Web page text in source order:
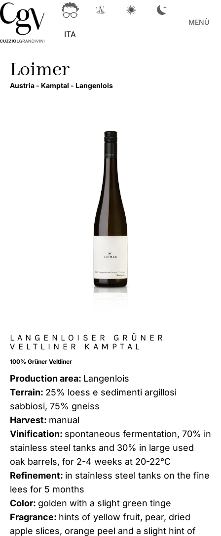
ITA
MENÙ
Loimer
Austria - Kamptal - Langenlois
LANGENLOISER GRÜNER
VELTLINER KAMPTAL
100% Grüner Veltliner
Production area: Langenlois
Terrain: 25% loess e sedimenti argillosi
sabbiosi, 75% gneiss
Harvest: manual
Vinification: spontaneous fermentation, 70% in
stainless steel tanks and 30% in large used
oak barrels, for 2-4 weeks at 20-22°C
Refinement: in stainless steel tanks on the fine
lees for 5 months
Color: golden with a slight green tinge
Fragrance: hints of yellow fruit, pear, dried
apple slices, orange peel and a slight hint of